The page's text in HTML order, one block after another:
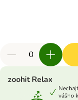
zoohit Relax
vášho